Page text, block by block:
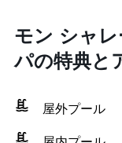
モン シャ
パの特典と
屋外プール